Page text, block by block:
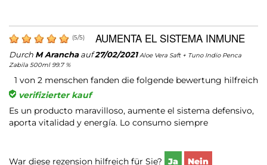
(5/5) AUMENTA EL SISTEMA INMUNE
Durch M Aranchaauf27/02/2021 Aloe Vera Saft + Tuno Indio Penca
Zabila 500ml 99.7 %
1 von 2 menschen fanden die folgende bewertung hilfreich
verifizierter kauf
Es un producto maravilloso, aumente el sistema defensivo,
aporta vitalidad y energía. Lo consumo siempre
War diese rezension hilfreich für Sie? Ja Nein